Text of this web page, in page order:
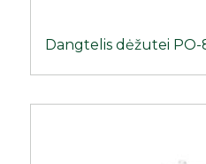
Dangtelis dėžutei PO-